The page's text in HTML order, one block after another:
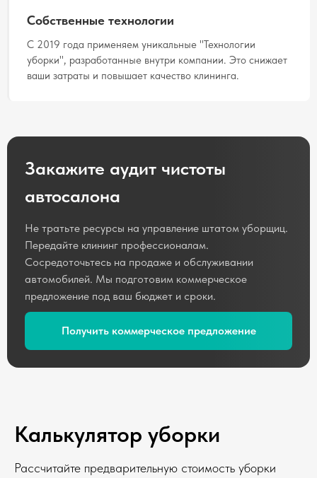
Собственные технологии
С 2019 года применяем уникальные "Технологии
уборки", разработанные внутри компании. Это снижает
ваши затраты и повышает качество клининга.
Закажите аудит чистоты
автосалона
Не тратьте ресурсы на управление штатом уборщиц.
Передайте клининг профессионалам.
Сосредоточьтесь на продаже и обслуживании
автомобилей. Мы подготовим коммерческое
предложение под ваш бюджет и сроки.
Получить коммерческое предложение
Калькулятор уборки
Рассчитайте предварительную стоимость уборки